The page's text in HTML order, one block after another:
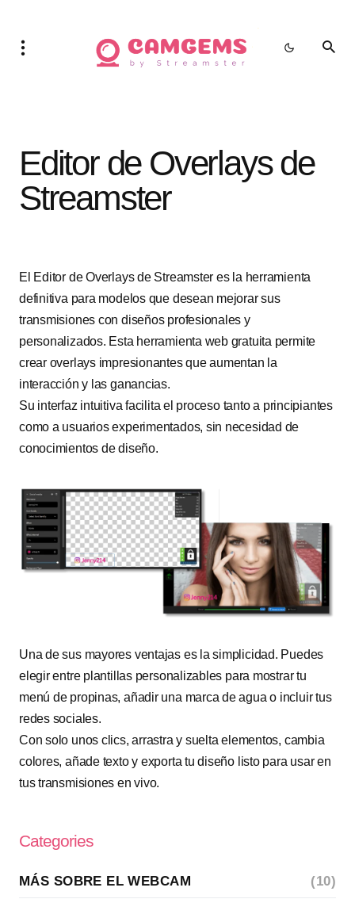
Categories
MÁS SOBRE EL WEBCAM (10)
Editor de Overlays de
Streamster
El Editor de Overlays de Streamster es la herramienta
definitiva para modelos que desean mejorar sus
transmisiones con diseños profesionales y
personalizados. Esta herramienta web gratuita permite
crear overlays impresionantes que aumentan la
interacción y las ganancias.
Su interfaz intuitiva facilita el proceso tanto a principiantes
como a usuarios experimentados, sin necesidad de
conocimientos de diseño.
Una de sus mayores ventajas es la simplicidad. Puedes
elegir entre plantillas personalizables para mostrar tu
menú de propinas, añadir una marca de agua o incluir tus
redes sociales.
Con solo unos clics, arrastra y suelta elementos, cambia
colores, añade texto y exporta tu diseño listo para usar en
tus transmisiones en vivo.